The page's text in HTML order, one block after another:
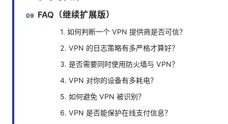
FAQ（继续扩展版）
1. 如何判断一个 VPN 提供商是否可信？
2. VPN 的日志策略有多严格才算好？
3. 是否需要同时使用防火墙与 VPN？
4. VPN 对你的设备有多耗电？
5. 如何避免 VPN 被识别？
6. VPN 是否能保护在线支付信息？